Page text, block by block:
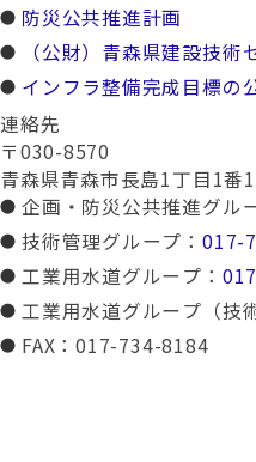
防災公共推進計画
（公財）青森県建設技
インフラ整備完成目標の
連絡先
〒030-8570
青森県青森市長島1丁目1番
企画・防災公共推進グル
技術管理グループ：017-
工業用水道グループ：
工業用水道グループ（技
FAX：017-734-8184